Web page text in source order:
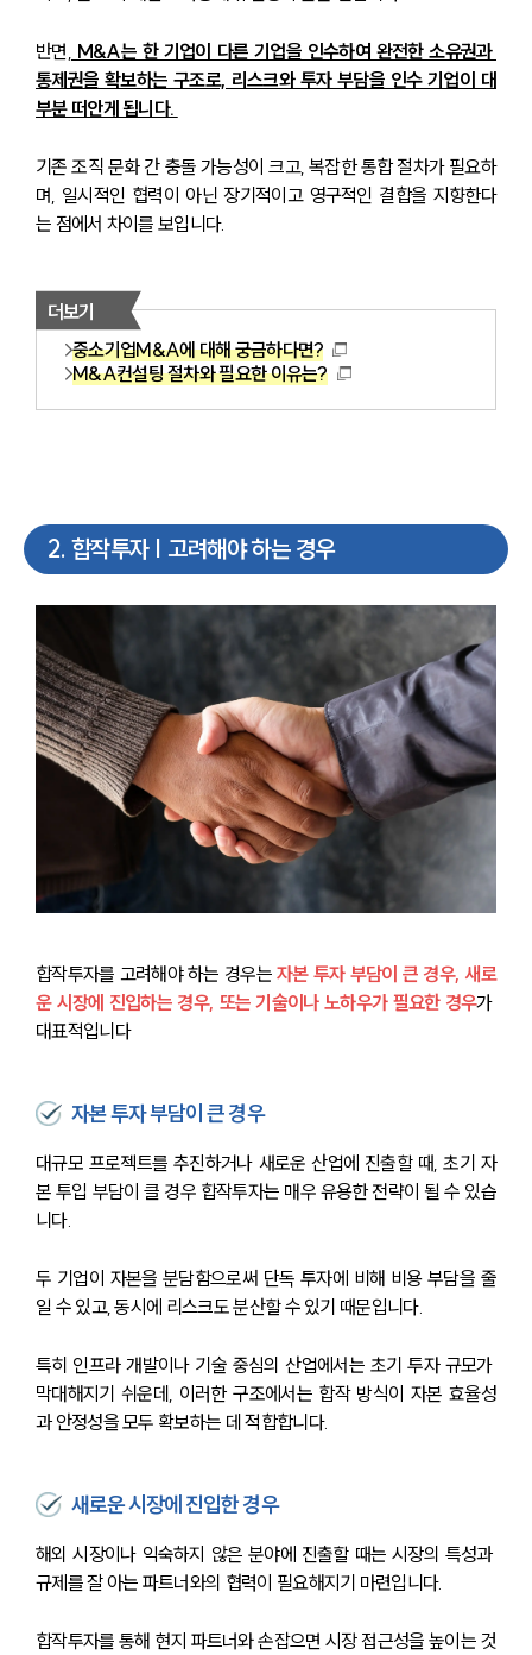
반면, M&A는 한 기업이 다른 기업을 인수하여 완전한 소유권과
통제권을 확보하는 구조로, 리스크와 투자 부담을 인수 기업이 대
부분 떠안게 됩니다.
기존 조직 문화 간 충돌 가능성이 크고, 복잡한 통합 절차가 필요하
며, 일시적인 협력이 아닌 장기적이고 영구적인 결합을 지향한다
는 점에서 차이를 보입니다.
더보기
중소기업M&A에 대해 궁금하다면?
M&A컨설팅 절차와 필요한 이유는?
2. 합작투자 | 고려해야 하는 경우
합작투자를 고려해야 하는 경우는 자본 투자 부담이 큰 경우, 새로
운 시장에 진입하는 경우, 또는 기술이나 노하우가 필요한 경우가
대표적입니다
자본 투자 부담이 큰 경우
대규모 프로젝트를 추진하거나 새로운 산업에 진출할 때, 초기 자
본 투입 부담이 클 경우 합작투자는 매우 유용한 전략이 될 수 있습
니다.
두 기업이 자본을 분담함으로써 단독 투자에 비해 비용 부담을 줄
일 수 있고, 동시에 리스크도 분산할 수 있기 때문입니다.
특히 인프라 개발이나 기술 중심의 산업에서는 초기 투자 규모가
막대해지기 쉬운데, 이러한 구조에서는 합작 방식이 자본 효율성
과 안정성을 모두 확보하는 데 적합합니다.
새로운 시장에 진입한 경우
해외 시장이나 익숙하지 않은 분야에 진출할 때는 시장의 특성과
규제를 잘 아는 파트너와의 협력이 필요해지기 마련입니다.
합작투자를 통해 현지 파트너와 손잡으면 시장 접근성을 높이는 것